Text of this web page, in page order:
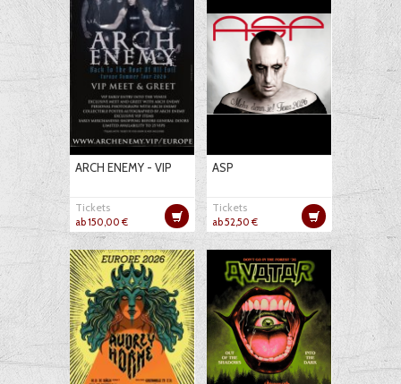
ARCH ENEMY - VIP
Tickets
ab 150,00 €
ASP
Tickets
ab 52,50 €